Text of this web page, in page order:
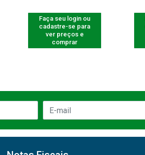
Faça seu login ou
cadastre-se para
ver preços e
comprar